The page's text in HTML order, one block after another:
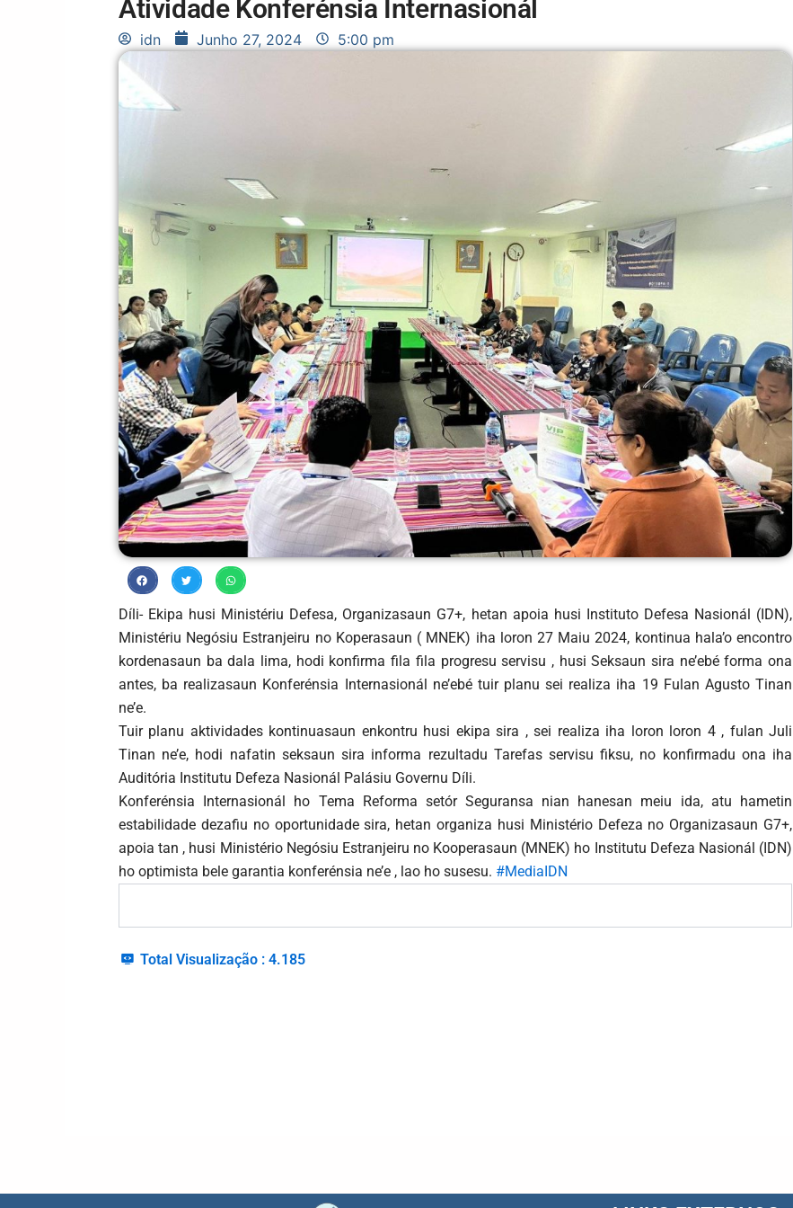
Atividade Konferénsia Internasionál
idn Junho 27, 2024 5:00 pm
Díli- Ekipa husi Ministériu Defesa, Organizasaun G7+, hetan apoia husi Instituto Defesa Nasionál (IDN),
Ministériu Negósiu Estranjeiru no Koperasaun ( MNEK) iha loron 27 Maiu 2024, kontinua hala’o encontro
kordenasaun ba dala lima, hodi konfirma fila fila progresu servisu , husi Seksaun sira ne’ebé forma ona
antes, ba realizasaun Konferénsia Internasionál ne’ebé tuir planu sei realiza iha 19 Fulan Agusto Tinan
ne’e.
Tuir planu aktividades kontinuasaun enkontru husi ekipa sira , sei realiza iha loron loron 4 , fulan Juli
Tinan ne’e, hodi nafatin seksaun sira informa rezultadu Tarefas servisu fiksu, no konfirmadu ona iha
Auditória Institutu Defeza Nasionál Palásiu Governu Díli.
Konferénsia Internasionál ho Tema Reforma setór Seguransa nian hanesan meiu ida, atu hametin
estabilidade dezafiu no oportunidade sira, hetan organiza husi Ministério Defeza no Organizasaun G7+,
apoia tan , husi Ministério Negósiu Estranjeiru no Kooperasaun (MNEK) ho Institutu Defeza Nasionál (IDN)
ho optimista bele garantia konferénsia ne’e , lao ho susesu. #MediaIDN
Total Visualização : 4.185